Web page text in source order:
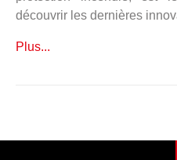
découvrir les dernières
Plus...